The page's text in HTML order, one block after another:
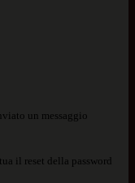
un messaggio
il reset della password